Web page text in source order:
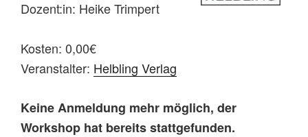
Dozent:in: Heike Trimpert
Kosten: 0,00€
Veranstalter: Helbling Verlag
Keine Anmeldung mehr möglich, der
Workshop hat bereits stattgefunden.